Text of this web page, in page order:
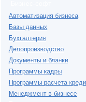
Автоматизация бизнеса
Базы данных
Бухгалтерия
Делопроизводство
Документы и бланки
Программы кадры
Программы расчета
Менеджмент в бизнесе